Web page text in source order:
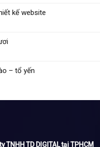
kế website
– tổ yến
TD DIGITAL tại TPHCM